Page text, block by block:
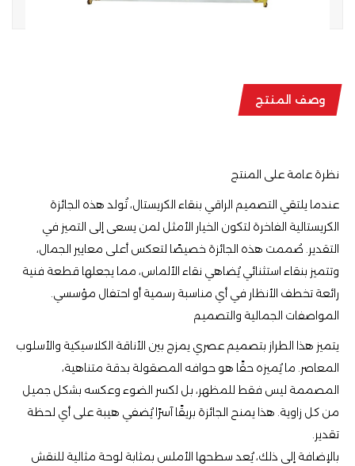
وصف المنتج
نظرة عامة على المنتج
عندما يلتقي التصميم الراقي بنقاء الكريستال، تُولد هذه الجائزة
الكريستالية الفاخرة لتكون الخيار الأمثل لمن يسعى إلى التميز في
التقدير. صُممت هذه الجائزة خصيصًا لتعكس أعلى معايير الجمال،
وتتميز بنقاء استثنائي يُضاهي نقاء الألماس، مما يجعلها قطعة فنية
رائعة تخطف الأنظار في أي مناسبة رسمية أو احتفال مؤسسي.
المواصفات الجمالية والتصميم
يتميز هذا الطراز بتصميم عصري يمزج بين الأناقة الكلاسيكية والأسلوب
المعاصر. ما يُميزه حقًا هو حوافه المصقولة بدقة متناهية،
المصممة ليس فقط للمظهر، بل لكسر الضوء وعكسه بشكل جميل
من كل زاوية. هذا يمنح الجائزة بريقًا آسرًا يُضفي هيبة على أي لحظة
تقدير.
بالإضافة إلى ذلك، يُعد سطحها الأملس بمثابة لوحة مثالية للنقش